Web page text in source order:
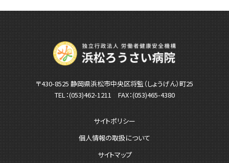
〒430-8525 静岡県浜松市中央区将監（しょうげん）町25
TEL：(053)462-1211 FAX：(053)465-4380
サイトポリシー
個人情報の取扱について
サイトマップ